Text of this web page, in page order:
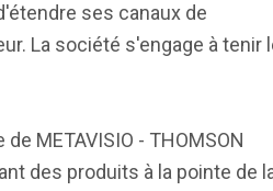
ses canaux de
La société s'engage à tenir
METAVISIO - THOMSON
des produits à la pointe de